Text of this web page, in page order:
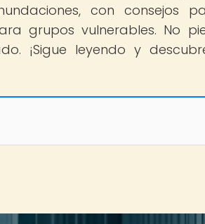
con consejos
grupos vulnerables. No
¡Sigue leyendo y